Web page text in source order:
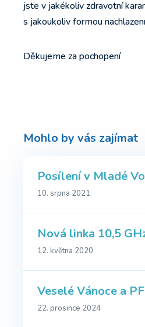
jste v jakékoliv zdravotní
s jakoukoliv formou
Děkujeme za pochopení
Mohlo by vás zajímat
Posílení v Mladé
10. srpna 2021
Nová linka 10,5
12. května 2020
Veselé Vánoce a
22. prosince 2024